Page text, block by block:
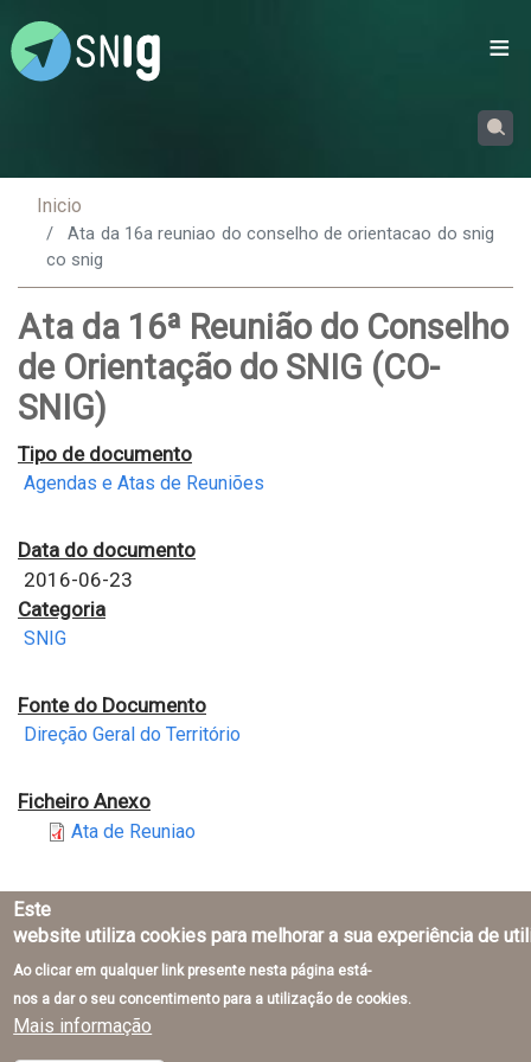
Inicio
Ata da 16a reuniao do conselho de orientacao do snig
co snig
Ata da 16ª Reunião do Conselho
de Orientação do SNIG (CO-
SNIG)
Tipo de documento
Agendas e Atas de Reuniões
Data do documento
2016-06-23
Categoria
SNIG
Fonte do Documento
Direção Geral do Território
Ficheiro Anexo
Ata de Reuniao
Direção-Geral do Território © 2026
Este
website utiliza cookies para melhorar a sua experiência de
Ao clicar em qualquer link presente nesta página está-
nos a dar o seu concentimento para a utilização de cookies.
Mais informação